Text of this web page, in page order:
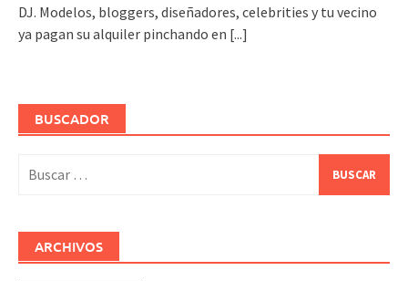
DJ. Modelos, bloggers, diseñadores, celebrities y tu vecino
ya pagan su alquiler pinchando en [...]
BUSCADOR
ARCHIVOS